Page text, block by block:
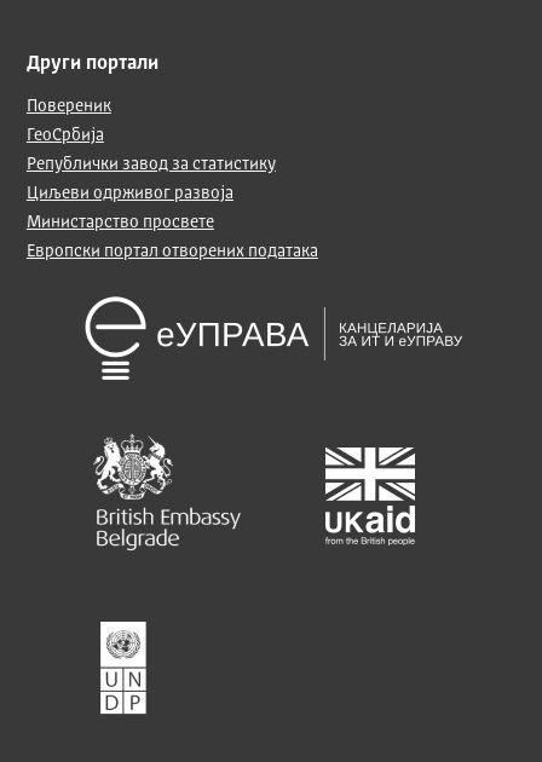
Други портали
Повереник
ГеоСрбија
Републички завод за статистику
Циљеви одрживог развоја
Министарство просвете
Европски портал отворених података